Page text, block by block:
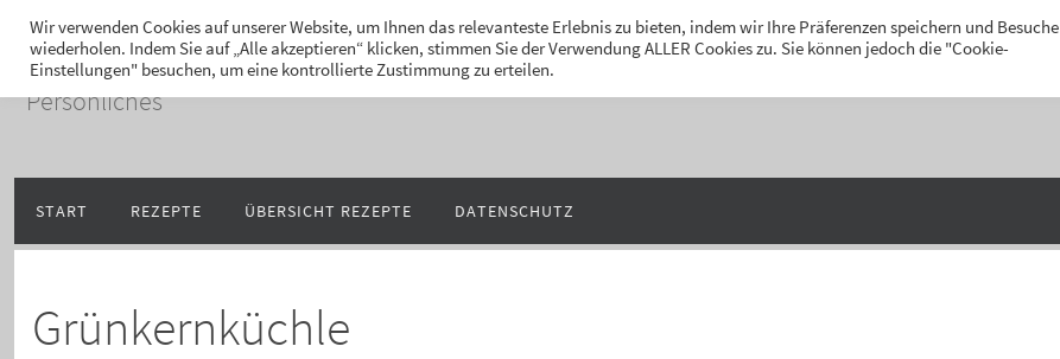
Zum
Inhalt
springen
Hans-Jürgen Lukaschik
Persönliches
Inhalt
springen
START REZEPTE ÜBERSICHT REZEPTE DATENSCHUTZ
Grünkernküchle
Wir verwenden Cookies auf unserer Website, um Ihnen das relevanteste Erlebnis zu bieten, indem wir Ihre Präferenzen speichern und Besuche
wiederholen. Indem Sie auf „Alle akzeptieren“ klicken, stimmen Sie der Verwendung ALLER Cookies zu. Sie können jedoch die "Cookie-
Einstellungen" besuchen, um eine kontrollierte Zustimmung zu erteilen.